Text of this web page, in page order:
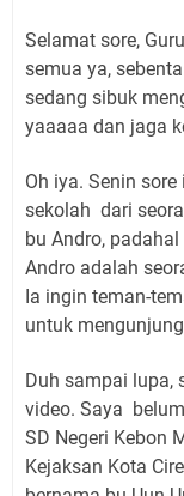
Selamat sore,
semua ya,
sedang sibuk
yaaaaa dan jaga
Oh iya. Senin
sekolah dari
bu Andro,
Andro adalah
Ia ingin teman-
untuk
Duh sampai lupa,
video. Saya
SD Negeri Kebon
Kejaksan Kota